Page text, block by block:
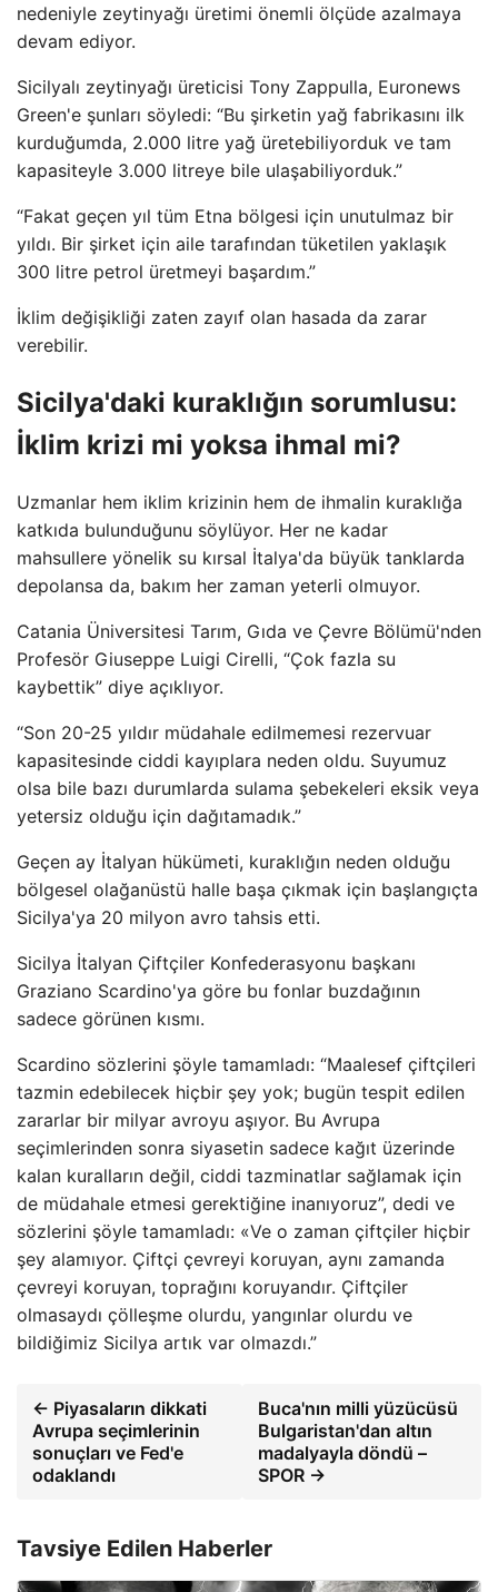
nedeniyle zeytinyağı üretimi önemli ölçüde azalmaya
devam ediyor.
Sicilyalı zeytinyağı üreticisi Tony Zappulla, Euronews
Green'e şunları söyledi: “Bu şirketin yağ fabrikasını ilk
kurduğumda, 2.000 litre yağ üretebiliyorduk ve tam
kapasiteyle 3.000 litreye bile ulaşabiliyorduk.”
“Fakat geçen yıl tüm Etna bölgesi için unutulmaz bir
yıldı. Bir şirket için aile tarafından tüketilen yaklaşık
300 litre petrol üretmeyi başardım.”
İklim değişikliği zaten zayıf olan hasada da zarar
verebilir.
Sicilya'daki kuraklığın sorumlusu:
İklim krizi mi yoksa ihmal mi?
Uzmanlar hem iklim krizinin hem de ihmalin kuraklığa
katkıda bulunduğunu söylüyor. Her ne kadar
mahsullere yönelik su kırsal İtalya'da büyük tanklarda
depolansa da, bakım her zaman yeterli olmuyor.
Catania Üniversitesi Tarım, Gıda ve Çevre Bölümü'nden
Profesör Giuseppe Luigi Cirelli, “Çok fazla su
kaybettik” diye açıklıyor.
“Son 20-25 yıldır müdahale edilmemesi rezervuar
kapasitesinde ciddi kayıplara neden oldu. Suyumuz
olsa bile bazı durumlarda sulama şebekeleri eksik veya
yetersiz olduğu için dağıtamadık.”
Geçen ay İtalyan hükümeti, kuraklığın neden olduğu
bölgesel olağanüstü halle başa çıkmak için başlangıçta
Sicilya'ya 20 milyon avro tahsis etti.
Sicilya İtalyan Çiftçiler Konfederasyonu başkanı
Graziano Scardino'ya göre bu fonlar buzdağının
sadece görünen kısmı.
Scardino sözlerini şöyle tamamladı: “Maalesef çiftçileri
tazmin edebilecek hiçbir şey yok; bugün tespit edilen
zararlar bir milyar avroyu aşıyor. Bu Avrupa
seçimlerinden sonra siyasetin sadece kağıt üzerinde
kalan kuralların değil, ciddi tazminatlar sağlamak için
de müdahale etmesi gerektiğine inanıyoruz”, dedi ve
sözlerini şöyle tamamladı: «Ve o zaman çiftçiler hiçbir
şey alamıyor. Çiftçi çevreyi koruyan, aynı zamanda
çevreyi koruyan, toprağını koruyandır. Çiftçiler
olmasaydı çölleşme olurdu, yangınlar olurdu ve
bildiğimiz Sicilya artık var olmazdı.”
← Piyasaların dikkati
Avrupa seçimlerinin
sonuçları ve Fed'e
odaklandı
Buca'nın milli yüzücüsü
Bulgaristan'dan altın
madalyayla döndü –
SPOR →
Tavsiye Edilen Haberler